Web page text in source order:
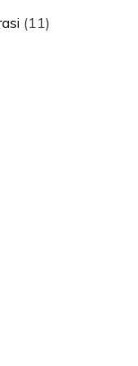
(11)